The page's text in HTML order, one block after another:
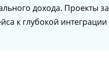
дохода. Проекты
к глубокой